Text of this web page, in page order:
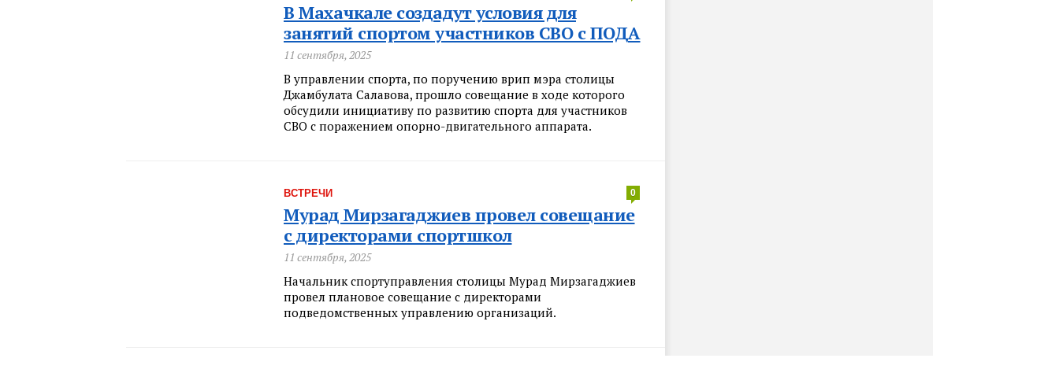
В Махачкале создадут условия для
занятий спортом участников СВО с ПОДА
11 сентября, 2025
В управлении спорта, по поручению врип мэра столицы
Джамбулата Салавова, прошло совещание в ходе которого
обсудили инициативу по развитию спорта для участников
СВО с поражением опорно-двигательного аппарата.
ВСТРЕЧИ 0
Мурад Мирзагаджиев провел совещание
с директорами спортшкол
11 сентября, 2025
Начальник спортуправления столицы Мурад Мирзагаджиев
провел плановое совещание с директорами
подведомственных управлению организаций.